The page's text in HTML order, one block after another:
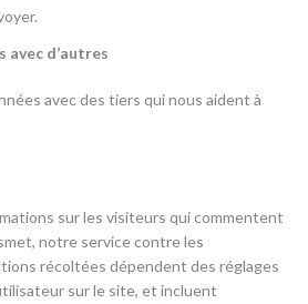
avec d’autres
avec des tiers qui nous aident à
sur les visiteurs qui commentent
notre service contre les
récoltées dépendent des réglages
sur le site, et incluent